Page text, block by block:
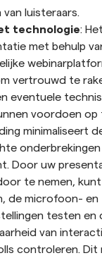
van luisteraars.
technologie:
met behulp
vertrouwd te
eventuele
voordoen op
minimaliseert
Door uw
te nemen, kunt
de microfoon- en
testen en
van
controleren. Dit